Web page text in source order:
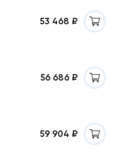
53 468 ₽
56 686 ₽
59 904 ₽